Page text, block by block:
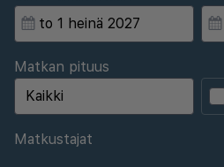
Matkan pituus
Matkustajat